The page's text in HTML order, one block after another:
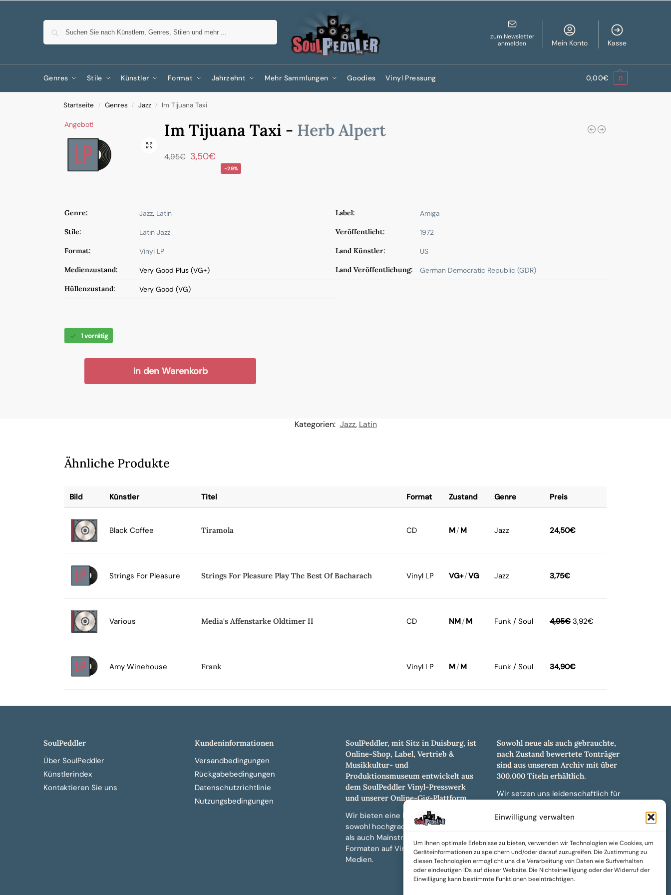
Einwilligung verwalten
Um Ihnen optimale Erlebnisse zu bieten, verwenden wir Technologien wie Cookies, um
Geräteinformationen zu speichern und/oder darauf zuzugreifen. Die Zustimmung zu
diesen Technologien ermöglicht uns die Verarbeitung von Daten wie Surfverhalten
oder eindeutigen IDs auf dieser Website. Die Nichteinwilligung oder der Widerruf der
Einwilligung kann bestimmte Funktionen beeinträchtigen.
zum Newsletter
anmelden
Mein Konto Kasse
Genres Stile Künstler Format Jahrzehnt Mehr Sammlungen Goodies Vinyl Pressung 0,00€ 0
Startseite / Genres / Jazz / Im Tijuana Taxi
Angebot! Im Tijuana Taxi - Herb Alpert
4,95€ 3,50€
-29%
Genre: Jazz, Latin
Stile: Latin Jazz
Format: Vinyl LP
Medienzustand: Very Good Plus (VG+)
Hüllenzustand: Very Good (VG)
Label: Amiga
Veröffentlicht: 1972
Land Künstler: US
Land Veröffentlichung: German Democratic Republic (GDR)
1 vorrätig
In den Warenkorb
Kategorien: Jazz, Latin
Ähnliche Produkte
Bild Künstler Titel Format Zustand Genre Preis
Black Coffee Tiramola CD M/ M Jazz 24,50€
Strings For Pleasure Strings For Pleasure Play The Best Of Bacharach Vinyl LP VG+/VG Jazz 3,75€
Various Media's Affenstarke Oldtimer II CD NM/ M Funk / Soul 4,95€ 3,92€
Amy Winehouse Frank Vinyl LP M/ M Funk / Soul 34,90€
SoulPeddler
Über SoulPeddler
Künstlerindex
Kontaktieren Sie uns
Kundeninformationen
Versandbedingungen
Rückgabebedingungen
Datenschutzrichtlinie
Nutzungsbedingungen
SoulPeddler, mit Sitz in Duisburg, ist
Online-Shop, Label, Vertrieb &
Musikkultur- und
Produktionsmuseum entwickelt aus
dem SoulPeddler Vinyl-Presswerk
und unserer Online-Gig-Plattform.
Wir bieten eine breite Auswahl an
sowohl hochgradig sammelwürdigen
als auch Mainstream-Titeln und -
Formaten auf Vinyl, CD und weiteren
Medien.
Sowohl neue als auch gebrauchte,
nach Zustand bewertete Tonträger
sind aus unserem Archiv mit über
300.000 Titeln erhältlich.
Wir setzen uns leidenschaftlich für
und bieten hochwertige,
Musikindustrie.
SoulPeddler Mailorder, Records &
Vinyl Production – DUBOX –